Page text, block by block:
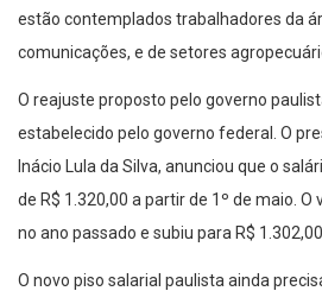
estão contemplados trabalhadores da
comunicações, e de setores
O reajuste proposto pelo governo
estabelecido pelo governo federal. O
Inácio Lula da Silva, anunciou que o
de R$ 1.320,00 a partir de 1º de maio. O
no ano passado e subiu para R$
O novo piso salarial paulista ainda